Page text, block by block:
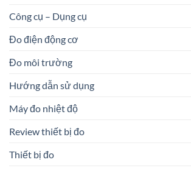
Công cụ – Dụng cụ
Đo điện động cơ
Đo môi trường
Hướng dẫn sử dụng
Máy đo nhiệt độ
Review thiết bị đo
Thiết bị đo